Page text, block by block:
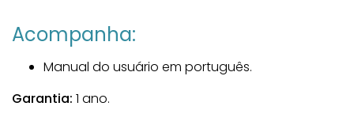
Acompanha:
Manual do usuário em português.
Garantia: 1 ano.